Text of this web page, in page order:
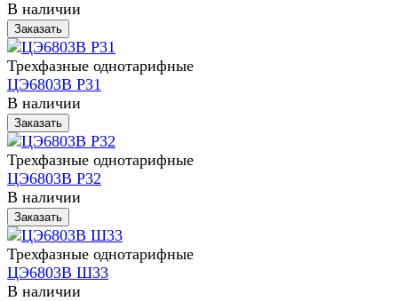
В наличии
Заказать
Трехфазные однотарифные
ЦЭ6803В Р31
В наличии
Заказать
Трехфазные однотарифные
ЦЭ6803В Р32
В наличии
Заказать
Трехфазные однотарифные
ЦЭ6803В Ш33
В наличии